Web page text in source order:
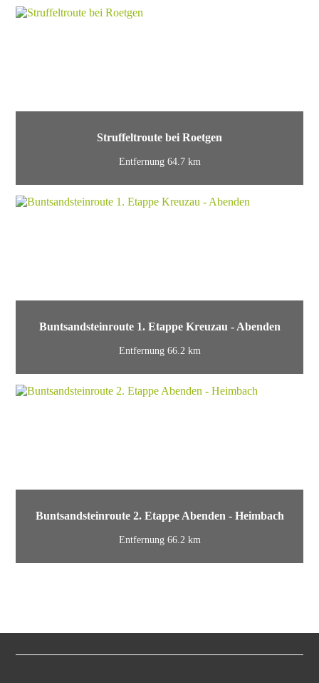
Struffeltroute bei Roetgen
Entfernung 64.7 km
Buntsandsteinroute 1. Etappe Kreuzau - Abenden
Entfernung 66.2 km
Buntsandsteinroute 2. Etappe Abenden - Heimbach
Entfernung 66.2 km